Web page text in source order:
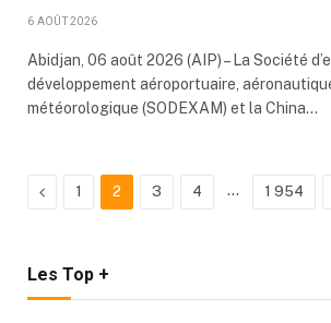
6 AOÛT 2026
Abidjan, 06 août 2026 (AIP) – La Société
développement aéroportuaire,
météorologique (SODEXAM) et la China…
Previous
1 2 3 4 … 1 954
Les Top +